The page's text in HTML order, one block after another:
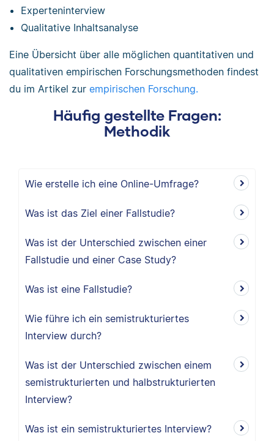
Experteninterview
Qualitative Inhaltsanalyse
Eine Übersicht über alle möglichen quantitativen und
qualitativen empirischen Forschungsmethoden findest
du im Artikel zur empirischen Forschung.
Häufig gestellte Fragen:
Methodik
Wie erstelle ich eine Online-Umfrage?
Was ist das Ziel einer Fallstudie?
Was ist der Unterschied zwischen einer
Fallstudie und einer Case Study?
Was ist eine Fallstudie?
Wie führe ich ein semistrukturiertes
Interview durch?
Was ist der Unterschied zwischen einem
semistrukturierten und halbstrukturierten
Interview?
Was ist ein semistrukturiertes Interview?